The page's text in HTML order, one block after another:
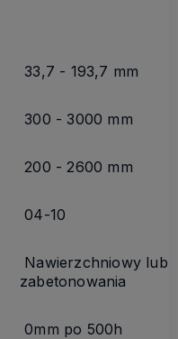
33,7 - 193,7 mm
300 - 3000 mm
200 - 2600 mm
04-10
Nawierzchniowy lub
zabetonowania
0mm po 500h